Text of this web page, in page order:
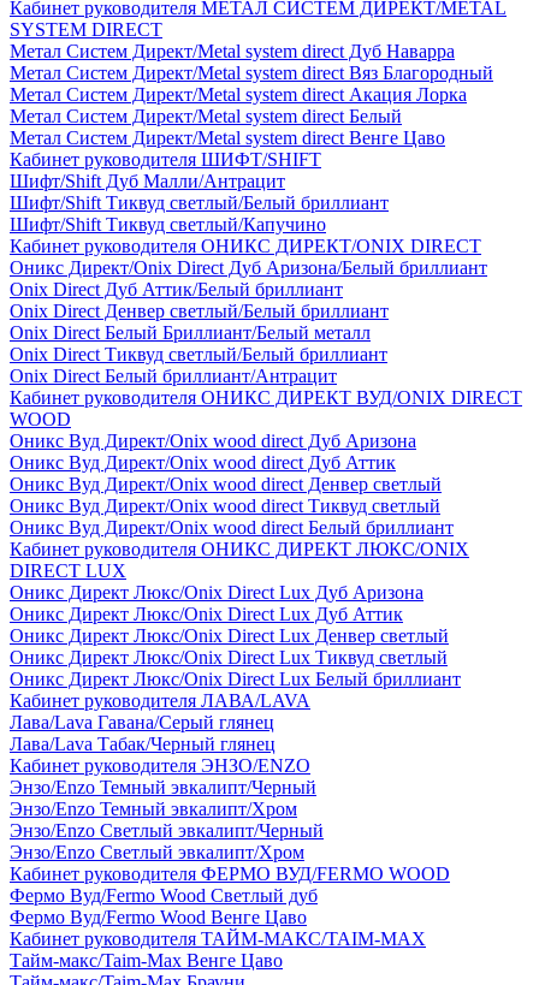
Кабинет руководителя МЕТАЛ СИСТЕМ ДИРЕКТ/METAL
SYSTEM DIRECT
Метал Систем Директ/Metal system direct Дуб Наварра
Метал Систем Директ/Metal system direct Вяз Благородный
Метал Систем Директ/Metal system direct Акация Лорка
Метал Систем Директ/Metal system direct Белый
Метал Систем Директ/Metal system direct Венге Цаво
Кабинет руководителя ШИФТ/SHIFT
Шифт/Shift Дуб Малли/Антрацит
Шифт/Shift Тиквуд светлый/Белый бриллиант
Шифт/Shift Тиквуд светлый/Капучино
Кабинет руководителя ОНИКС ДИРЕКТ/ONIX DIRECT
Оникс Директ/Onix Direct Дуб Аризона/Белый бриллиант
Onix Direct Дуб Аттик/Белый бриллиант
Onix Direct Денвер светлый/Белый бриллиант
Onix Direct Белый Бриллиант/Белый металл
Onix Direct Тиквуд светлый/Белый бриллиант
Onix Direct Белый бриллиант/Антрацит
Кабинет руководителя ОНИКС ДИРЕКТ ВУД/ONIX DIRECT
WOOD
Оникс Вуд Директ/Onix wood direct Дуб Аризона
Оникс Вуд Директ/Onix wood direct Дуб Аттик
Оникс Вуд Директ/Onix wood direct Денвер светлый
Оникс Вуд Директ/Onix wood direct Тиквуд светлый
Оникс Вуд Директ/Onix wood direct Белый бриллиант
Кабинет руководителя ОНИКС ДИРЕКТ ЛЮКС/ONIX
DIRECT LUX
Оникс Директ Люкс/Onix Direct Lux Дуб Аризона
Оникс Директ Люкс/Onix Direct Lux Дуб Аттик
Оникс Директ Люкс/Onix Direct Lux Денвер светлый
Оникс Директ Люкс/Onix Direct Lux Тиквуд светлый
Оникс Директ Люкс/Onix Direct Lux Белый бриллиант
Кабинет руководителя ЛАВА/LAVA
Лава/Lava Гавана/Серый глянец
Лава/Lava Табак/Черный глянец
Кабинет руководителя ЭНЗО/ENZO
Энзо/Enzo Темный эвкалипт/Черный
Энзо/Enzo Темный эвкалипт/Хром
Энзо/Enzo Светлый эвкалипт/Черный
Энзо/Enzo Светлый эвкалипт/Хром
Кабинет руководителя ФЕРМО ВУД/FERMO WOOD
Фермо Вуд/Fermo Wood Светлый дуб
Фермо Вуд/Fermo Wood Венге Цаво
Кабинет руководителя ТАЙМ-МАКС/TAIM-MAX
Тайм-макс/Taim-Max Венге Цаво